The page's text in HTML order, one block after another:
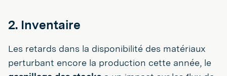
2. Inventaire
Les retards dans la disponibilité des matériaux
perturbant encore la production cette année, le